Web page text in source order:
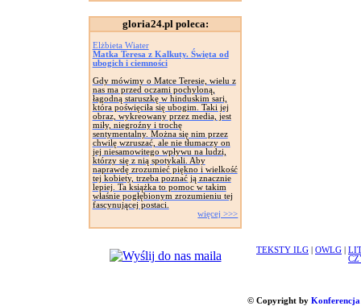
gloria24.pl poleca:
Elżbieta Wiater
Matka Teresa z Kalkuty. Święta od
ubogich i ciemności
Gdy mówimy o Matce Teresie, wielu z
nas ma przed oczami pochyloną,
łagodną staruszkę w hinduskim sari,
która poświęciła się ubogim. Taki jej
obraz, wykreowany przez media, jest
miły, niegroźny i trochę
sentymentalny. Można się nim przez
chwilę wzruszać, ale nie tłumaczy on
jej niesamowitego wpływu na ludzi,
którzy się z nią spotykali. Aby
naprawdę zrozumieć piękno i wielkość
tej kobiety, trzeba poznać ją znacznie
lepiej. Ta książka to pomoc w takim
właśnie pogłębionym zrozumieniu tej
fascynującej postaci.
więcej >>>
TEKSTY ILG OWLG
© Copyright by Konferencja